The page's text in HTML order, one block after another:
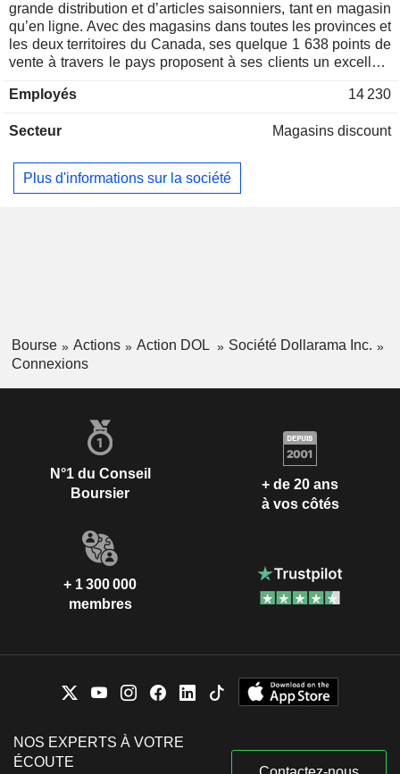
grande distribution et d’articles saisonniers, tant en magasin
qu’en ligne. Avec des magasins dans toutes les provinces et
les deux territoires du Canada, ses quelque 1 638 points de
vente à travers le pays proposent à ses clients un excellent
notamment dans les zones métropolitaines, les villes de
vendus à des prix fixes sélectionnés, allant jusqu’à 5,00 $.
Central American Retail Sourcing, Inc. (CARS), la société
mère des entités exploitant Dollarcity, un détaillant à bas prix
Shop en Australie.
Employés 14 230
Secteur Magasins discount
Plus d'informations sur la société
Bourse Actions Action DOL
Société Dollarama Inc.
Connexions
N°1 du Conseil
Boursier
+ de 20 ans
à vos côtés
+ 1 300 000
membres
NOS EXPERTS À VOTRE
ÉCOUTE